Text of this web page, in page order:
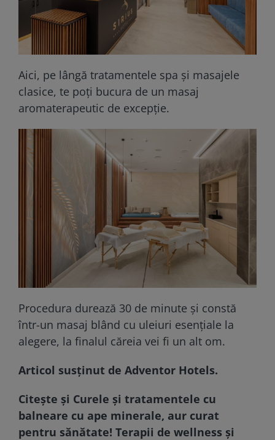
Aici, pe lângă tratamentele spa și masajele
clasice, te poți bucura de un masaj
aromaterapeutic de excepție.
Procedura durează 30 de minute și constă
într-un masaj blând cu uleiuri esențiale la
alegere, la finalul căreia vei fi un alt om.
Articol susținut de Adventor Hotels.
Citește și Curele și tratamentele cu
balneare cu ape minerale, aur curat
pentru sănătate! Terapii de wellness și